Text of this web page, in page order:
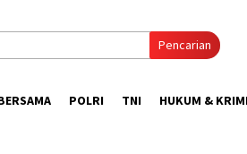
Pencarian
POLRI TNI HUKUM &